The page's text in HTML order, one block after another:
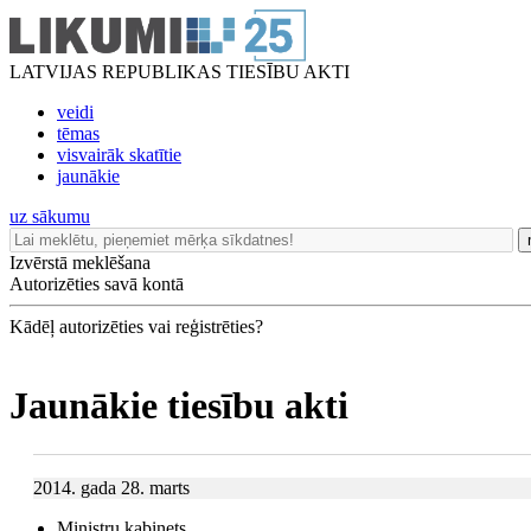
LATVIJAS REPUBLIKAS TIESĪBU AKTI
veidi
tēmas
visvairāk skatītie
jaunākie
uz sākumu
Izvērstā meklēšana
Autorizēties savā kontā
Kādēļ autorizēties vai reģistrēties?
Jaunākie tiesību akti
2014. gada 28. marts